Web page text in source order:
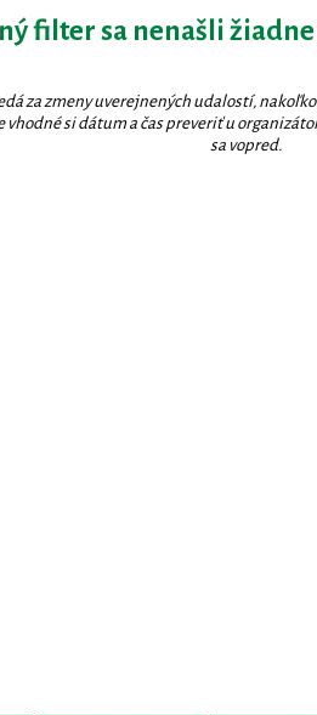
filter sa nenašli
za zmeny uverejnených udalostí,
si dátum a čas preveriť u
sa vopred.